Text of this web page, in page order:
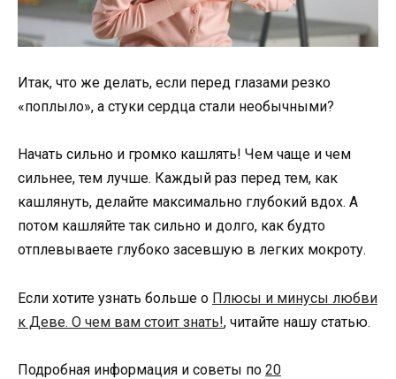
Итак, что же делать, если перед глазами резко
«поплыло», а стуки сердца стали необычными?
Начать сильно и громко кашлять! Чем чаще и чем
сильнее, тем лучше. Каждый раз перед тем, как
кашлянуть, делайте максимально глубокий вдох. А
потом кашляйте так сильно и долго, как будто
отплевываете глубоко засевшую в легких мокроту.
Если хотите узнать больше о Плюсы и минусы любви
к Деве. О чем вам стоит знать!, читайте нашу статью.
Подробная информация и советы по 20